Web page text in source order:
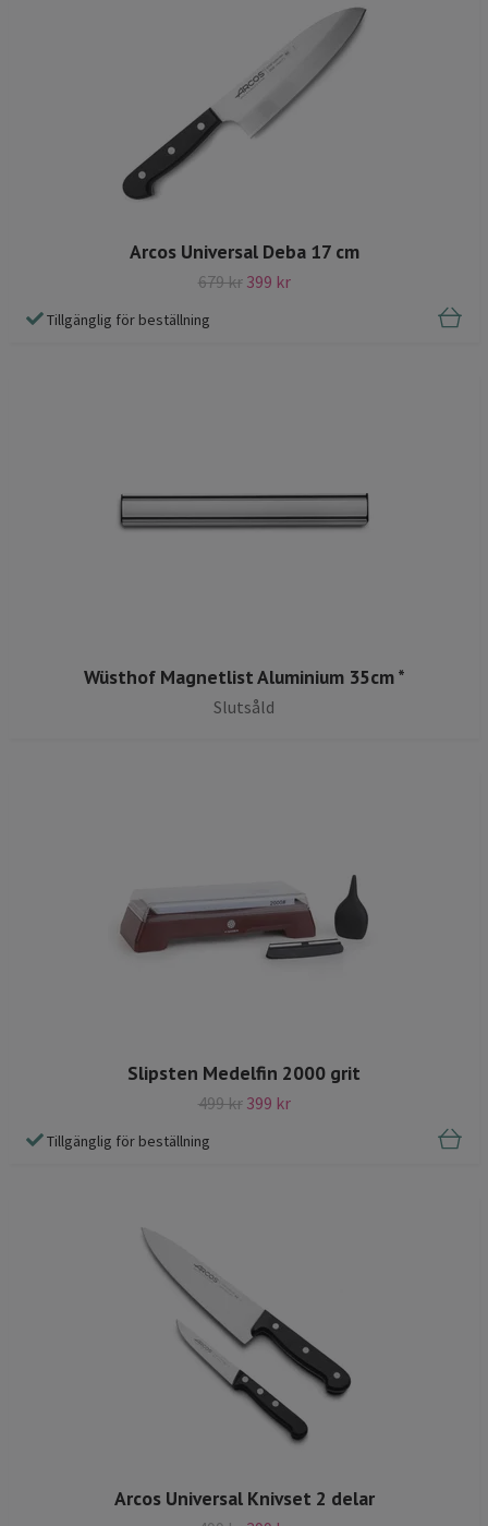
Arcos Universal Deba 17 cm
679 kr 399 kr
Tillgänglig för beställning
Wüsthof Magnetlist Aluminium 35cm *
Slutsåld
Slipsten Medelfin 2000 grit
499 kr 399 kr
Tillgänglig för beställning
Arcos Universal Knivset 2 delar